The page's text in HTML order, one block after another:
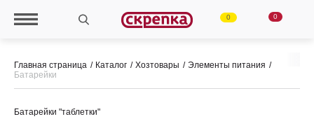
0 0
Главная страница Каталог Хозтовары
Элементы питания
Батарейки
Батарейки "таблетки"